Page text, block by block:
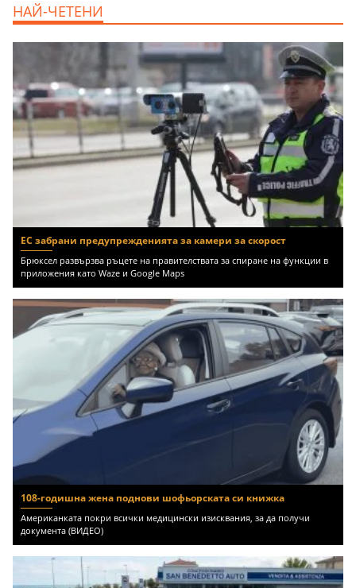
НАЙ-ЧЕТЕНИ
ЕС забрани предупрежденията за камери за скорост
Брюксел развързва ръцете на правителствата за спиране на функции в
приложения като Waze и Google Maps
108-годишна жена поднови шофьорската си книжка
Американката покри всички медицински изисквания, за да получи
документа (ВИДЕО)